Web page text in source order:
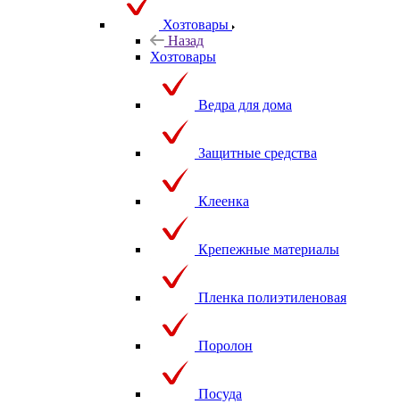
Хозтовары
Назад
Хозтовары
Ведра для дома
Защитные средства
Клеенка
Крепежные материалы
Пленка полиэтиленовая
Поролон
Посуда